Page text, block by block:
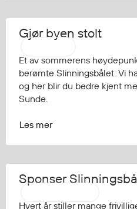
Gjør byen stolt
Et av sommerens
berømte Slinningsbålet. Vi
og her blir du bedre kjent
Sunde.
Les mer
Sponser
Hvert år stiller mange